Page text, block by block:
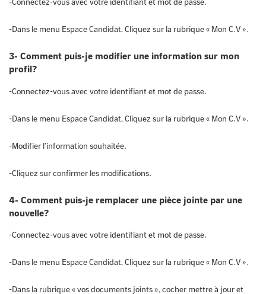
-Connectez-vous avec votre identifiant et mot de passe.
-Dans le menu Espace Candidat, Cliquez sur la rubrique « Mon C.V ».
3- Comment puis-je modifier une information sur mon
profil?
-Connectez-vous avec votre identifiant et mot de passe.
-Dans le menu Espace Candidat, Cliquez sur la rubrique « Mon C.V ».
-Modifier l’information souhaitée.
-Cliquez sur confirmer les modifications.
4- Comment puis-je remplacer une pièce jointe par une
nouvelle?
-Connectez-vous avec votre identifiant et mot de passe.
-Dans le menu Espace Candidat, Cliquez sur la rubrique « Mon C.V ».
-Dans la rubrique « vos documents joints », cocher mettre à jour et